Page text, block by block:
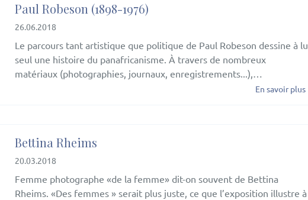
Paul Robeson (1898-1976)
26.06.2018
Le parcours tant artistique que politique de Paul Robeson dessine à
seul une histoire du panafricanisme. À travers de nombreux
matériaux (photographies, journaux, enregistrements...),…
En savoir plus
Bettina Rheims
20.03.2018
Femme photographe «de la femme» dit-on souvent de Bettina
Rheims. «Des femmes » serait plus juste, ce que l’exposition illustre à